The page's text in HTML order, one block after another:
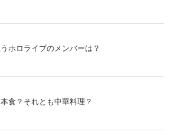
ホロライブのメンバーは？
食？それとも中華料理？